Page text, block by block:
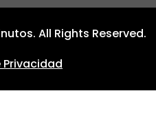
All Rights Reserved.